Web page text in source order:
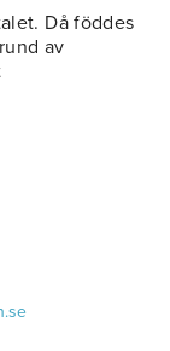
Då föddes
av